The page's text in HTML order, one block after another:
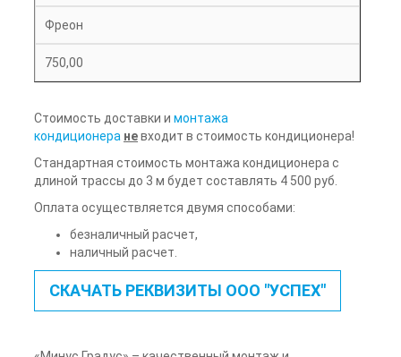
Фреон
750,00
Стоимость доставки и монтажа
кондиционера невходит в стоимость кондиционера!
Стандартная стоимость монтажа кондиционера с
длиной трассы до 3 м будет составлять 4 500 руб.
Оплата осуществляется двумя способами:
безналичный расчет,
наличный расчет.
СКАЧАТЬ РЕКВИЗИТЫ ООО "УСПЕХ"